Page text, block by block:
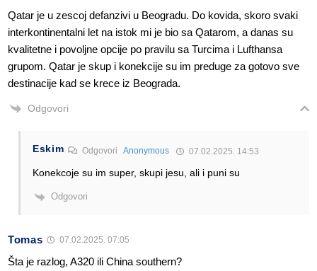
Qatar je u zescoj defanzivi u Beogradu. Do kovida, skoro svaki
interkontinentalni let na istok mi je bio sa Qatarom, a danas su
kvalitetne i povoljne opcije po pravilu sa Turcima i Lufthansa
grupom. Qatar je skup i konekcije su im preduge za gotovo sve
destinacije kad se krece iz Beograda.
Odgovori
Eskim Odgovori Anonymous 07.02.2025. 14:53
Konekcoje su im super, skupi jesu, ali i puni su
Odgovori
Tomas 07.02.2025. 07:05
Šta je razlog, A320 ili China southern?